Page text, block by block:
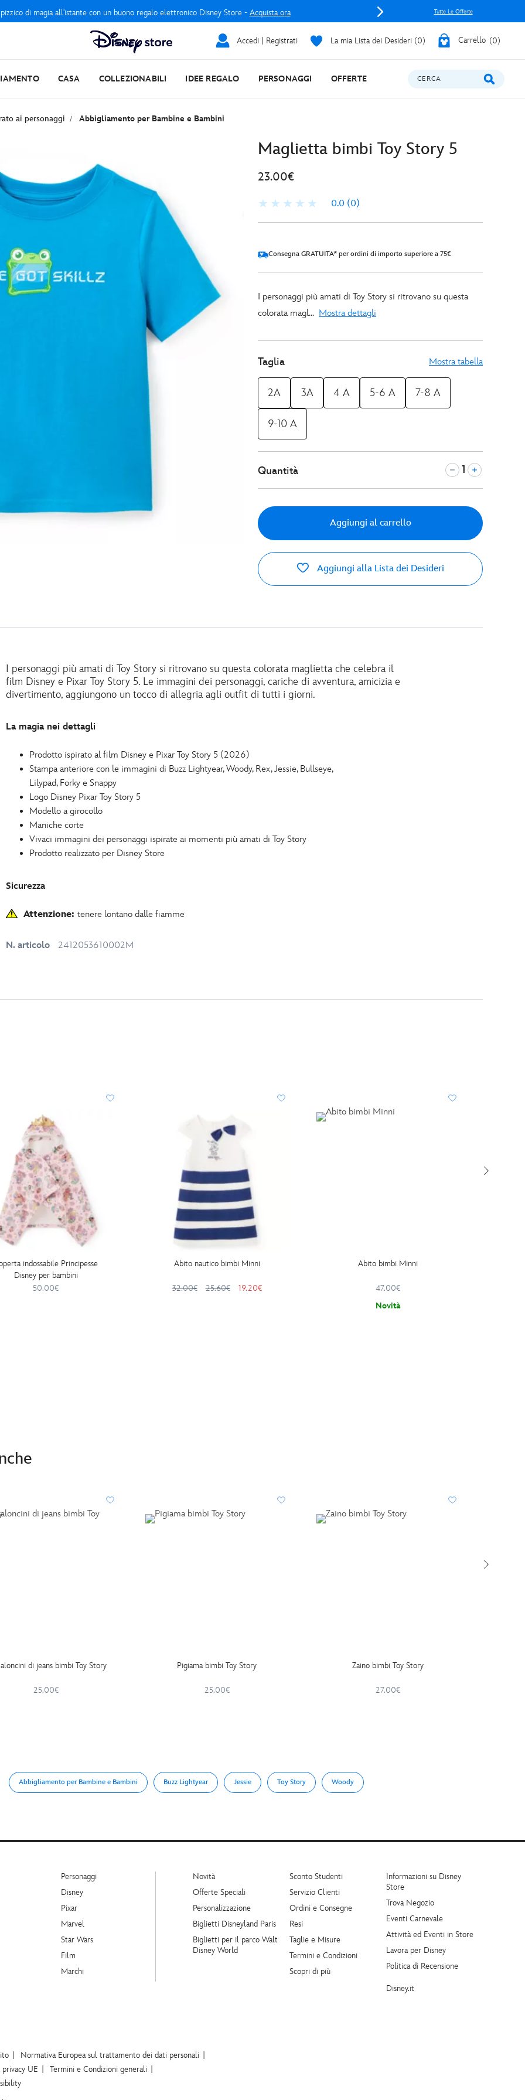
di magia all'istante con un buono regalo elettronico Disney Store - Acquista ora Tutte Le Offerte
Accedi | Registrati La mia Lista dei Desideri 0 Carrello 0
CASA COLLEZIONABILI IDEE REGALO PERSONAGGI OFFERTE CERCA
ai personaggi Abbigliamento per Bambine e Bambini
Maglietta bimbi Toy Story 5
23.00€
0.0 (0)
Consegna GRATUITA* per ordini di importo superiore a 75€
I personaggi più amati di Toy Story si ritrovano su questa
colorata magl... Mostra dettagli
Taglia Mostra tabella
2A 3A 4 A 5-6 A 7-8 A
9-10 A
Quantità
Aggiungi al carrello
Aggiungi alla Lista dei Desideri
I personaggi più amati di Toy Story si ritrovano su questa colorata maglietta che celebra il
film Disney e Pixar Toy Story 5. Le immagini dei personaggi, cariche di avventura, amicizia e
divertimento, aggiungono un tocco di allegria agli outfit di tutti i giorni.
La magia nei dettagli
Prodotto ispirato al film Disney e Pixar Toy Story 5 (2026)
Stampa anteriore con le immagini di Buzz Lightyear, Woody, Rex, Jessie, Bullseye,
Lilypad, Forky e Snappy
Logo Disney Pixar Toy Story 5
Modello a girocollo
Maniche corte
Vivaci immagini dei personaggi ispirate ai momenti più amati di Toy Story
Prodotto realizzato per Disney Store
Sicurezza
Attenzione: tenere lontano dalle fiamme
N. articolo 2412053610002M
indossabile Principesse
Disney per bambini
50.00€
Abito nautico bimbi Minni
32.00€ 25.60€ 19.20€
Abito bimbi Minni
47.00€
Novità
di jeans bimbi Toy Story
25.00€
Pigiama bimbi Toy Story
25.00€
Zaino bimbi Toy Story
27.00€
Abbigliamento per Bambine e Bambini Buzz Lightyear Jessie Toy Story Woody
Personaggi
Disney
Pixar
Marvel
Star Wars
Film
Marchi
Novità
Offerte Speciali
Personalizzazione
Biglietti Disneyland Paris
Biglietti per il parco Walt
Disney World
Sconto Studenti
Servizio Clienti
Ordini e Consegne
Resi
Taglie e Misure
Termini e Condizioni
Scopri di più
Informazioni su Disney
Store
Trova Negozio
Eventi Carnevale
Attività ed Eventi in Store
Lavora per Disney
Politica di Recensione
Disney.it
Normativa Europea sul trattamento dei dati personali
UE
Termini e Condizioni generali